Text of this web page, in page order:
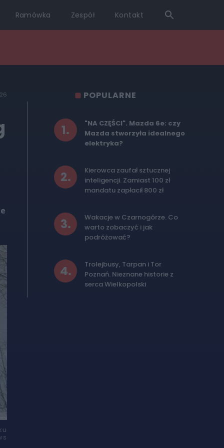
Ramówka Zespół Kontakt
POPULARNE
1.
"NA CZĘŚCI". Mazda 6e: czy
Mazda stworzyła idealnego
elektryka?
2.
Kierowca zaufał sztucznej
inteligencji. Zamiast 100 zł
mandatu zapłacił 800 zł
3.
Wakacje w Czarnogórze. Co
warto zobaczyć i jak
podróżować?
4.
Trolejbusy, Tarpan i Tor
Poznań. Nieznane historie z
serca Wielkopolski